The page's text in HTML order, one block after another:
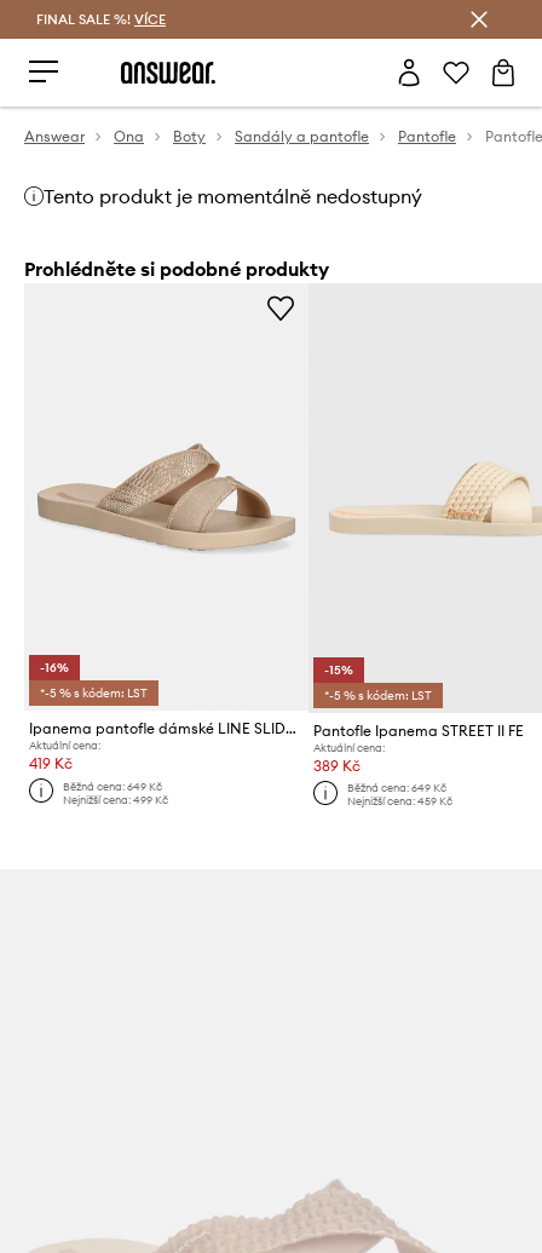
FINAL SALE %! VÍCE
Answear Ona Boty Sandály a pantofle Pantofle
Tento produkt je momentálně nedostupný
Prohlédněte si podobné produkty
-16%
*-5 % s kódem: LST
Ipanema pantofle dámské LINE SLIDE F
Aktuální cena:
419 Kč
Běžná cena:649 Kč
Nejnižší cena:499 Kč
-15%
*-5 % s kódem: LST
Pantofle Ipanema STREET II FE
Aktuální cena:
389 Kč
Běžná cena: 649 Kč
Nejnižší cena: 459 Kč